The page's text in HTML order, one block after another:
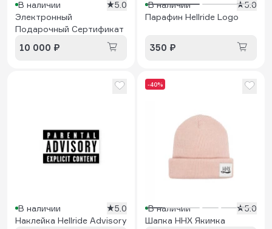
В наличии
5.0
Электронный
Подарочный Сертификат
10 000 ₽
В наличии
5.0
Парафин Hellride Logo
350 ₽
В наличии
5.0
Наклейка Hellride Advisory
-40%
В наличии
5.0
Шапка HHX Якимка